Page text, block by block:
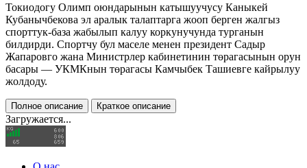
Токиодогу Олимп оюндарынын катышуучусу Каныкей
Кубанычбекова эл аралык талаптарга жооп берген жалгыз
спорттук-база жабылып калуу коркунучунда турганын
билдирди. Спортчу бул маселе менен президент Садыр
Жапаровго жана Министрлер кабинетинин төрагасынын орун
басары — УКМКнын төрагасы Камчыбек Ташиевге кайрылуу
жолдоду.
Полное описание Краткое описание
Загружается...